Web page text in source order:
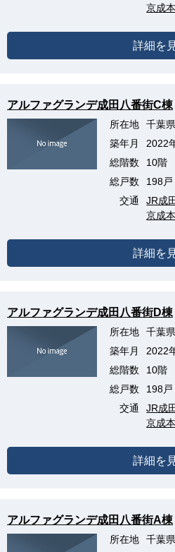
京成
詳細を
アルファグランデ成田八番街C棟
所在地
千葉
築年月
2022
総階数
10階
総戸数
198戸
交通
JR成
京成
詳細を
アルファグランデ成田八番街D棟
所在地
千葉
築年月
2022
総階数
10階
総戸数
198戸
交通
JR成
京成
詳細を
アルファグランデ成田八番街A棟
所在地
千葉